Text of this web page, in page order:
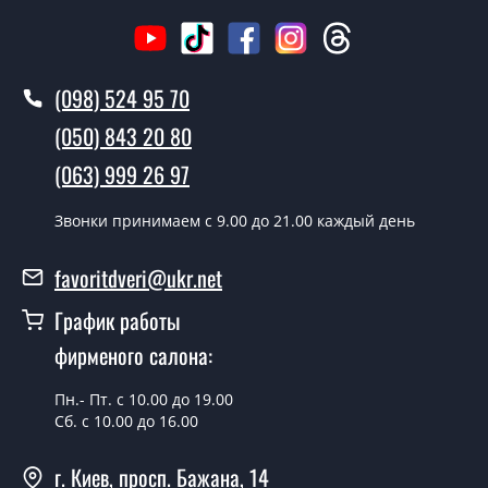
Вызов замерщика-консультанта стоит 500 грн.
Да производим. Монтаж дверных полотен
производится согласно очереди, во все дни кроме
Сколько стоит установка дверей
сатин белый - от 1800 грн.
Можно на сегодня вызвать
замерщика?
У вас есть в наличии готовые
(098) 524 95 70
(050) 843 20 80
(063) 999 26 97
Звонки принимаем c 9.00 до 21.00 каждый день
favoritdveri@ukr.net
График работы
фирменого салона:
Пн.- Пт. с 10.00 до 19.00
Сб. с 10.00 до 16.00
г. Киев, просп. Бажана, 14